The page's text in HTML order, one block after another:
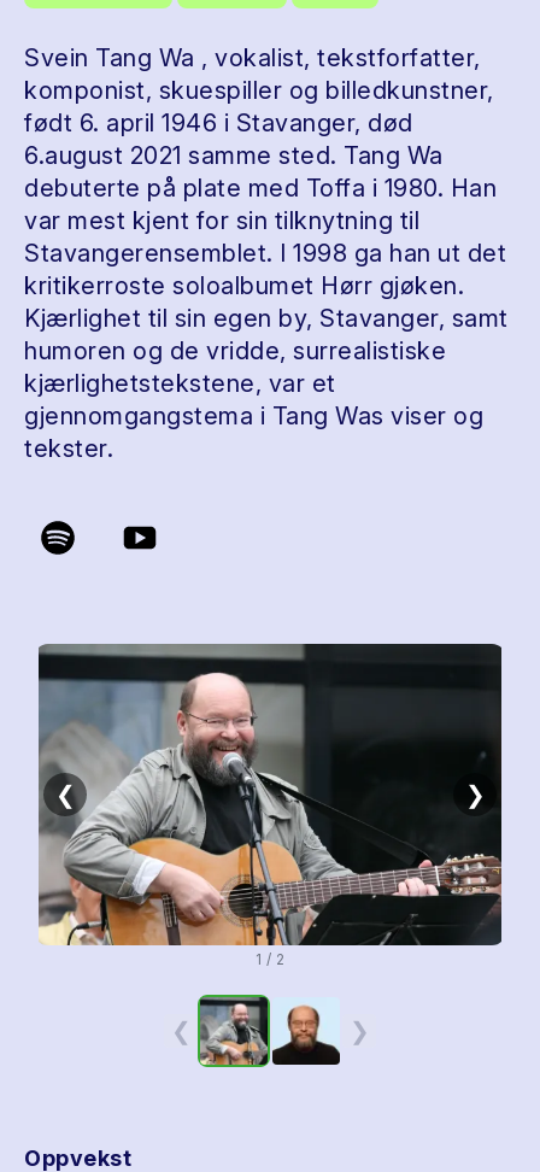
Svein Tang Wa , vokalist, tekstforfatter,
komponist, skuespiller og billedkunstner,
født 6. april 1946 i Stavanger, død
6.august 2021 samme sted. Tang Wa
debuterte på plate med Toffa i 1980. Han
var mest kjent for sin tilknytning til
Stavangerensemblet. I 1998 ga han ut det
kritikerroste soloalbumet Hørr gjøken.
Kjærlighet til sin egen by, Stavanger, samt
humoren og de vridde, surrealistiske
kjærlighetstekstene, var et
gjennomgangstema i Tang Was viser og
tekster.
❮ ❯
1 / 2
❮ ❯
Oppvekst